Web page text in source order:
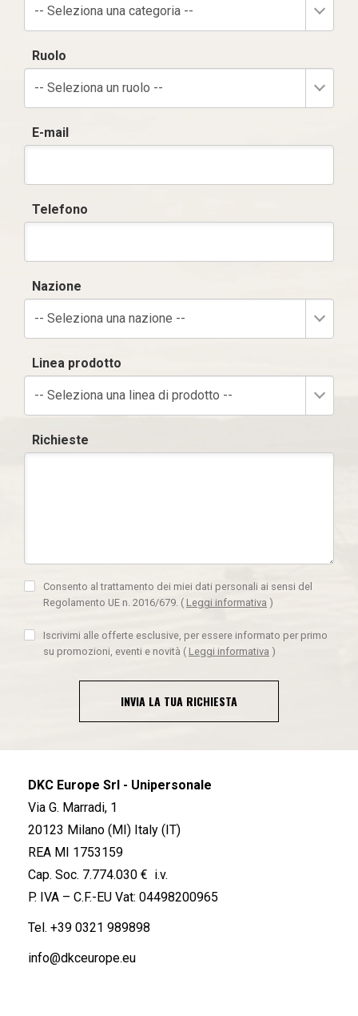
-- Seleziona una categoria --
Ruolo
-- Seleziona un ruolo --
E-mail
Telefono
Nazione
-- Seleziona una nazione --
Linea prodotto
-- Seleziona una linea di prodotto --
Richieste
Consento al trattamento dei miei dati personali ai sensi del
Regolamento UE n. 2016/679. ( Leggi informativa )
Iscrivimi alle offerte esclusive, per essere informato per primo
su promozioni, eventi e novità ( Leggi informativa )
INVIA LA TUA RICHIESTA
DKC Europe Srl - Unipersonale
Via G. Marradi, 1
20123 Milano (MI) Italy (IT)
REA MI 1753159
Cap. Soc. 7.774.030 € i.v.
P. IVA – C.F.-EU Vat: 04498200965
Tel. +39 0321 989898
info@dkceurope.eu